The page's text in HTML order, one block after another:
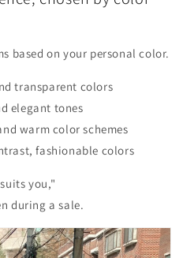
based on your personal color.
transparent colors
elegant tones
warm color schemes
fashionable colors
you,"
during a sale.